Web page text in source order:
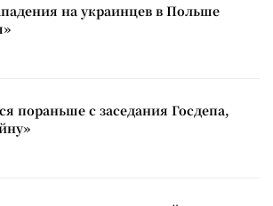
на украинцев в Польше
пораньше с заседания Госдепа,